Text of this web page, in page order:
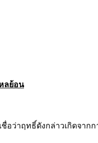
ลย้อน
ว่าฤทธิ์ดังกล่าวเกิดจาก